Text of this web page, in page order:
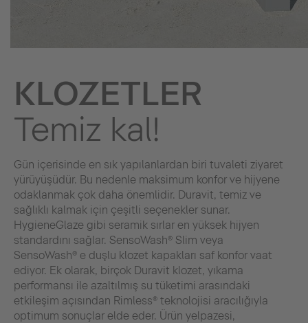
KLOZETLER
Temiz kal!
Gün içerisinde en sık yapılanlardan biri tuvaleti ziyaret
yürüyüşüdür. Bu nedenle maksimum konfor ve hijyene
odaklanmak çok daha önemlidir. Duravit, temiz ve
sağlıklı kalmak için çeşitli seçenekler sunar.
HygieneGlaze gibi seramik sırlar en yüksek hijyen
standardını sağlar. SensoWash® Slim veya
SensoWash® e duşlu klozet kapakları saf konfor vaat
ediyor. Ek olarak, birçok Duravit klozet, yıkama
performansı ile azaltılmış su tüketimi arasındaki
etkileşim açısından Rimless® teknolojisi aracılığıyla
optimum sonuçlar elde eder. Ürün yelpazesi,